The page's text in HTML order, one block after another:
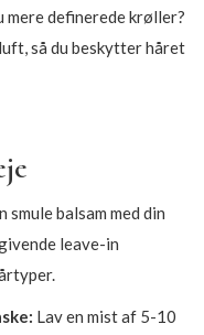
mere definerede krøller?
så du beskytter håret
smule balsam med din
leave-in
Lav en mist af 5-10